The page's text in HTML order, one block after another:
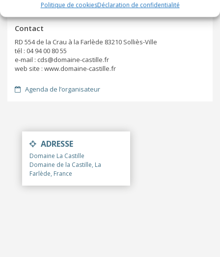
Politique de cookiesDéclaration de confidentialité
Domaine de la Castille, La Farlède, FranceVoir sur la carte
Contact
RD 554 de la Crau à la Farlède 83210 Solliès-Ville
tél : 04 94 00 80 55
e-mail : cds@domaine-castille.fr
web site : www.domaine-castille.fr
Agenda de l’organisateur
ADRESSE
Domaine La Castille
Domaine de la Castille, La
Farlède, France